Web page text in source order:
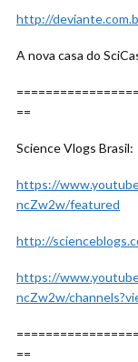
http://
A nova casa do
==
Science Vlogs Brasil:
https://
ncZw2w/featured
http://
https://
ncZw2w/
==